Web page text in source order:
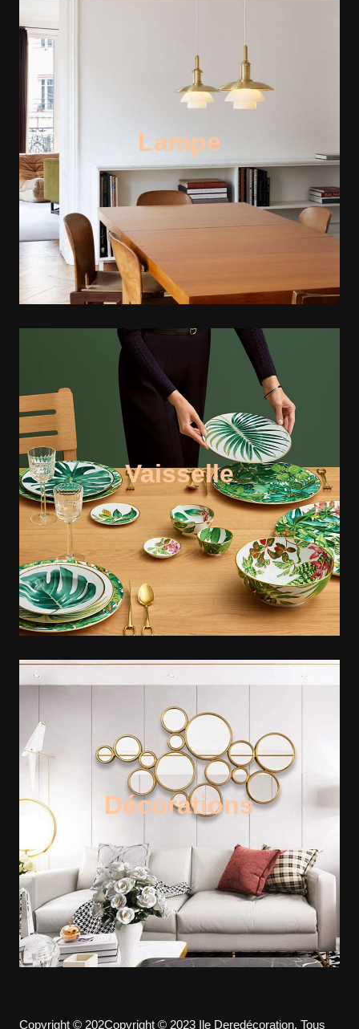
Lampe
Vaisselle
Décorations
Copyright © 202Copyright © 2023 Ile Deredécoration. Tous